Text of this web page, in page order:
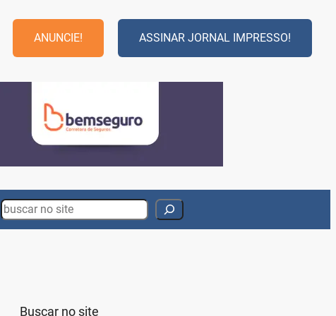
ANUNCIE! ASSINAR JORNAL IMPRESSO!
Search
Buscar no site